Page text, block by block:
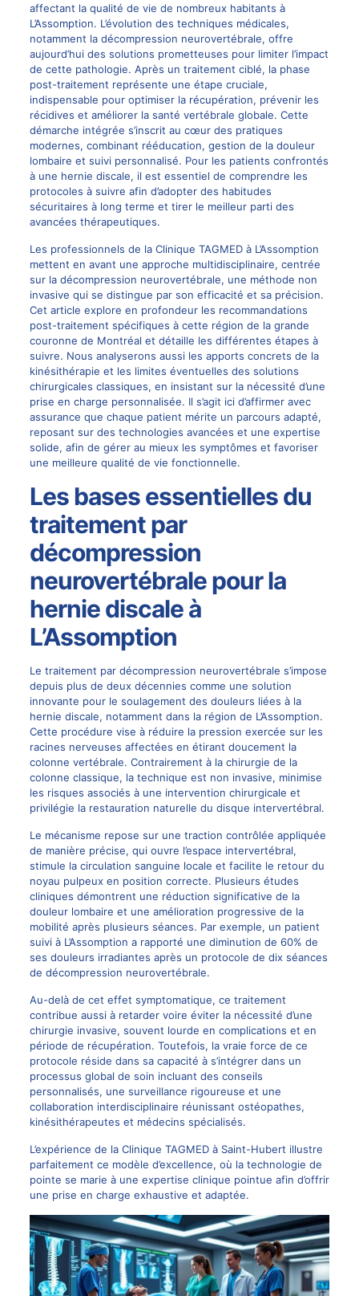
affectant la qualité de vie de nombreux habitants à
L’Assomption. L’évolution des techniques médicales,
notamment la décompression neurovertébrale, offre
aujourd’hui des solutions prometteuses pour limiter l’impact
de cette pathologie. Après un traitement ciblé, la phase
post-traitement représente une étape cruciale,
indispensable pour optimiser la récupération, prévenir les
récidives et améliorer la santé vertébrale globale. Cette
démarche intégrée s’inscrit au cœur des pratiques
modernes, combinant rééducation, gestion de la douleur
lombaire et suivi personnalisé. Pour les patients confrontés
à une hernie discale, il est essentiel de comprendre les
protocoles à suivre afin d’adopter des habitudes
sécuritaires à long terme et tirer le meilleur parti des
avancées thérapeutiques.
Les professionnels de la Clinique TAGMED à L’Assomption
mettent en avant une approche multidisciplinaire, centrée
sur la décompression neurovertébrale, une méthode non
invasive qui se distingue par son efficacité et sa précision.
Cet article explore en profondeur les recommandations
post-traitement spécifiques à cette région de la grande
couronne de Montréal et détaille les différentes étapes à
suivre. Nous analyserons aussi les apports concrets de la
kinésithérapie et les limites éventuelles des solutions
chirurgicales classiques, en insistant sur la nécessité d’une
prise en charge personnalisée. Il s’agit ici d’affirmer avec
assurance que chaque patient mérite un parcours adapté,
reposant sur des technologies avancées et une expertise
solide, afin de gérer au mieux les symptômes et favoriser
une meilleure qualité de vie fonctionnelle.
Les bases essentielles du
traitement par
décompression
neurovertébrale pour la
hernie discale à
L’Assomption
Le traitement par décompression neurovertébrale s’impose
depuis plus de deux décennies comme une solution
innovante pour le soulagement des douleurs liées à la
hernie discale, notamment dans la région de L’Assomption.
Cette procédure vise à réduire la pression exercée sur les
racines nerveuses affectées en étirant doucement la
colonne vertébrale. Contrairement à la chirurgie de la
colonne classique, la technique est non invasive, minimise
les risques associés à une intervention chirurgicale et
privilégie la restauration naturelle du disque intervertébral.
Le mécanisme repose sur une traction contrôlée appliquée
de manière précise, qui ouvre l’espace intervertébral,
stimule la circulation sanguine locale et facilite le retour du
noyau pulpeux en position correcte. Plusieurs études
cliniques démontrent une réduction significative de la
douleur lombaire et une amélioration progressive de la
mobilité après plusieurs séances. Par exemple, un patient
suivi à L’Assomption a rapporté une diminution de 60% de
ses douleurs irradiantes après un protocole de dix séances
de décompression neurovertébrale.
Au-delà de cet effet symptomatique, ce traitement
contribue aussi à retarder voire éviter la nécessité d’une
chirurgie invasive, souvent lourde en complications et en
période de récupération. Toutefois, la vraie force de ce
protocole réside dans sa capacité à s’intégrer dans un
processus global de soin incluant des conseils
personnalisés, une surveillance rigoureuse et une
collaboration interdisciplinaire réunissant ostéopathes,
kinésithérapeutes et médecins spécialisés.
L’expérience de la Clinique TAGMED à Saint-Hubert illustre
parfaitement ce modèle d’excellence, où la technologie de
pointe se marie à une expertise clinique pointue afin d’offrir
une prise en charge exhaustive et adaptée.